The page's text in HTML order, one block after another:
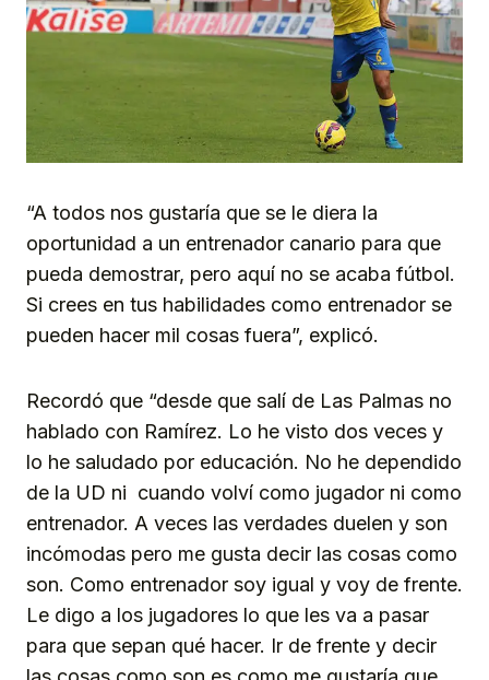
“A todos nos gustaría que se le diera la
oportunidad a un entrenador canario para que
pueda demostrar, pero aquí no se acaba fútbol.
Si crees en tus habilidades como entrenador se
pueden hacer mil cosas fuera”, explicó.
Recordó que “desde que salí de Las Palmas no
hablado con Ramírez. Lo he visto dos veces y
lo he saludado por educación. No he dependido
de la UD ni cuando volví como jugador ni como
entrenador. A veces las verdades duelen y son
incómodas pero me gusta decir las cosas como
son. Como entrenador soy igual y voy de frente.
Le digo a los jugadores lo que les va a pasar
para que sepan qué hacer. Ir de frente y decir